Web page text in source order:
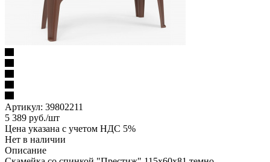
Артикул: 39802211
5 389 руб./шт
Цена указана с учетом НДС 5%
Нет в наличии
Описание